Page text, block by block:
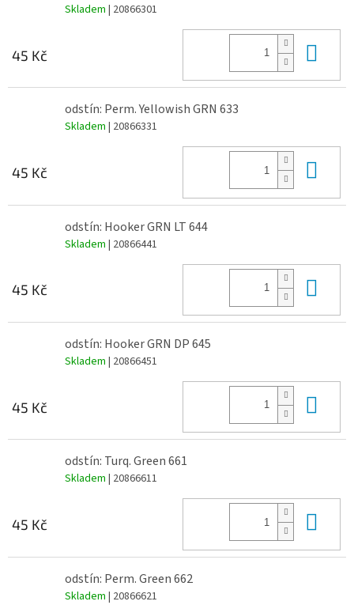
Skladem | 20866301
45 Kč
odstín: Perm. Yellowish GRN 633
Skladem | 20866331
45 Kč
odstín: Hooker GRN LT 644
Skladem | 20866441
45 Kč
odstín: Hooker GRN DP 645
Skladem | 20866451
45 Kč
odstín: Turq. Green 661
Skladem | 20866611
45 Kč
odstín: Perm. Green 662
Skladem | 20866621